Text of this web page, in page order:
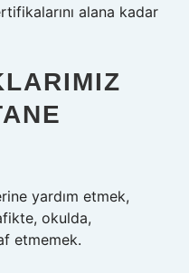
alana kadar
yardım etmek,
okulda,
etmemek.